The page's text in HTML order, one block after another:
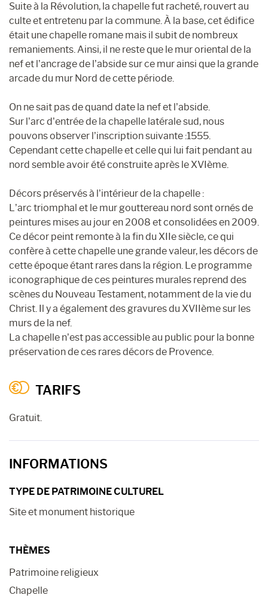
Suite à la Révolution, la chapelle fut racheté, rouvert au
culte et entretenu par la commune. À la base, cet édifice
était une chapelle romane mais il subit de nombreux
remaniements. Ainsi, il ne reste que le mur oriental de la
nef et l’ancrage de l’abside sur ce mur ainsi que la grande
arcade du mur Nord de cette période.
On ne sait pas de quand date la nef et l’abside.
Sur l’arc d’entrée de la chapelle latérale sud, nous
pouvons observer l’inscription suivante :1555.
Cependant cette chapelle et celle qui lui fait pendant au
nord semble avoir été construite après le XVIème.
Décors préservés à l’intérieur de la chapelle :
L’arc triomphal et le mur gouttereau nord sont ornés de
peintures mises au jour en 2008 et consolidées en 2009.
Ce décor peint remonte à la fin du XIIe siècle, ce qui
confère à cette chapelle une grande valeur, les décors de
cette époque étant rares dans la région. Le programme
iconographique de ces peintures murales reprend des
scènes du Nouveau Testament, notamment de la vie du
Christ. Il y a également des gravures du XVIIème sur les
murs de la nef.
La chapelle n’est pas accessible au public pour la bonne
préservation de ces rares décors de Provence.
TARIFS
Gratuit.
INFORMATIONS
TYPE DE PATRIMOINE CULTUREL
Site et monument historique
THÈMES
Patrimoine religieux
Chapelle